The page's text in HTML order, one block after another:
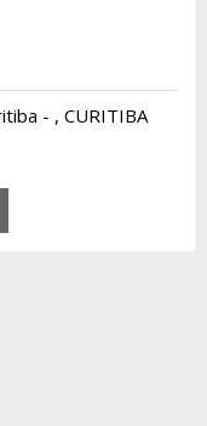
- , CURITIBA